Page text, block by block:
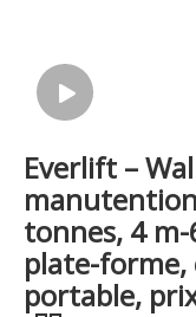
Everlift –
tonnes, 4
plate-
portable,